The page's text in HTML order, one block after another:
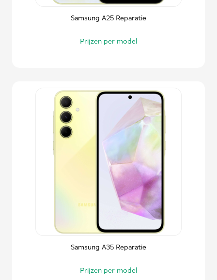
Samsung A25 Reparatie
Prijzen per model
Samsung A35 Reparatie
Prijzen per model